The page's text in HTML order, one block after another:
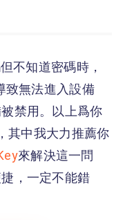
不知道密碼時，
致無法進入設備
禁用。以上爲你
其中我大力推薦你
來解決這一問
，一定不能錯